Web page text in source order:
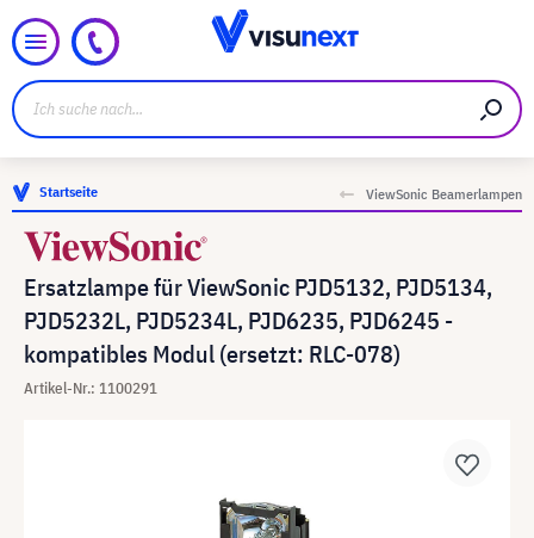
Startseite ViewSonic Beamerlampen
Ersatzlampe für ViewSonic PJD5132, PJD5134,
PJD5232L, PJD5234L, PJD6235, PJD6245 -
kompatibles Modul (ersetzt: RLC-078)
Artikel-Nr.: 1100291